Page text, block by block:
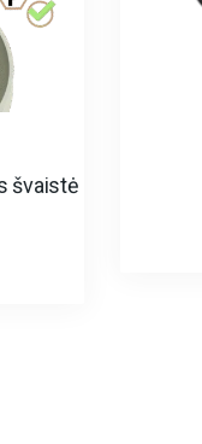
švaistė